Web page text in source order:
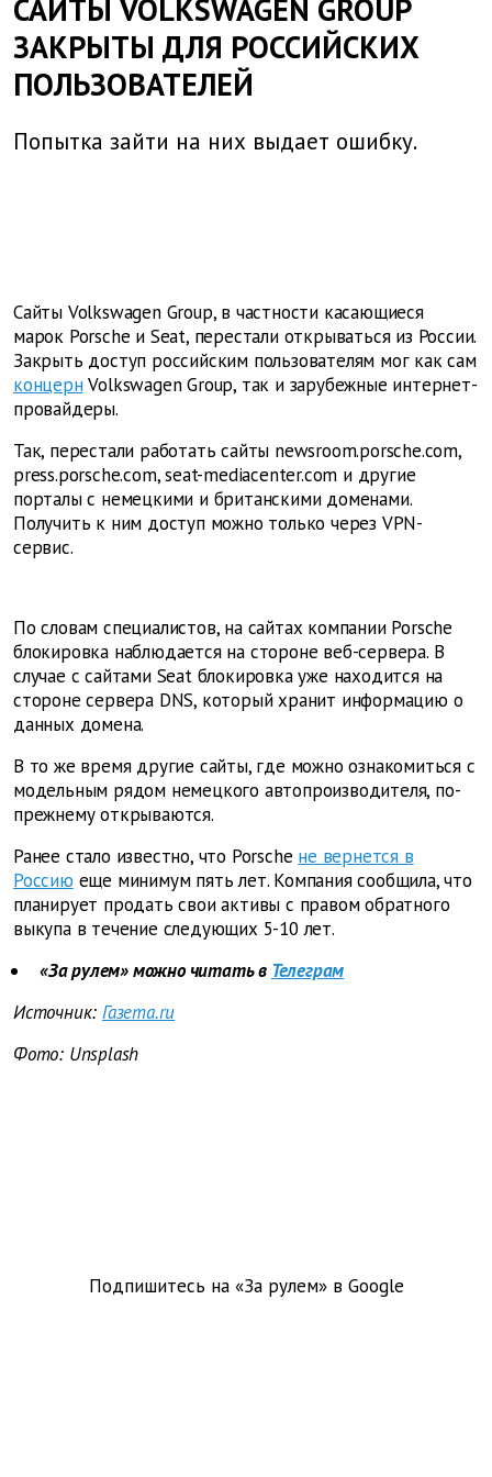
САЙТЫ VOLKSWAGEN GROUP
ЗАКРЫТЫ ДЛЯ РОССИЙСКИХ
ПОЛЬЗОВАТЕЛЕЙ
Попытка зайти на них выдает ошибку.
Сайты Volkswagen Group, в частности касающиеся
марок Porsche и Seat, перестали открываться из России.
Закрыть доступ российским пользователям мог как сам
концернVolkswagen Group, так и зарубежные интернет-
провайдеры.
Так, перестали работать сайты newsroom.porsche.com,
press.porsche.com, seat-mediacenter.com и другие
порталы с немецкими и британскими доменами.
Получить к ним доступ можно только через VPN-
сервис.
По словам специалистов, на сайтах компании Porsche
блокировка наблюдается на стороне веб-сервера. В
случае с сайтами Seat блокировка уже находится на
стороне сервера DNS, который хранит информацию о
данных домена.
В то же время другие сайты, где можно ознакомиться с
модельным рядом немецкого автопроизводителя, по-
прежнему открываются.
Ранее стало известно, что Porsche не вернется в
Россию еще минимум пять лет. Компания сообщила, что
планирует продать свои активы с правом обратного
выкупа в течение следующих 5-10 лет.
«За рулем» можно читать в Телеграм
Источник: Газета.ru
Фото: Unsplash
Подпишитесь на «За рулем» в Google